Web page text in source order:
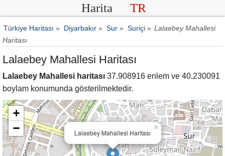
Harita TR
Türkiye Haritası » Diyarbakır » Sur » Suriçi » Lalaebey Mahallesi
Haritası
Lalaebey Mahallesi Haritası
Lalaebey Mahallesi haritası 37.908916 enlem ve 40.230091
boylam konumunda gösterilmektedir.
Lalaebey Mahallesi Haritası
×
+
−